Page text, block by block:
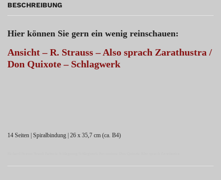
BESCHREIBUNG
Hier können Sie gern ein wenig reinschauen:
Ansicht – R. Strauss – Also sprach Zarathustra /
Don Quixote – Schlagwerk
14 Seiten | Spiralbindung | 26 x 35,7 cm (ca. B4)